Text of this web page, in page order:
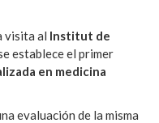
visita al Institut de
establece el primer
en medicina
evaluación de la misma